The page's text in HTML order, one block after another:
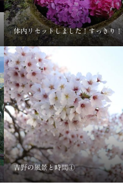
体内リセットしました！すっきり！
吉野の風景と時間①